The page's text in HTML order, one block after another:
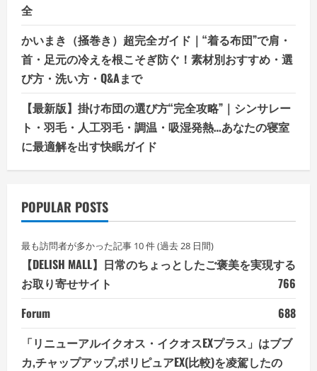
全
かいまき（掻巻き）超完全ガイド｜“着る布団”で肩・
首・足元の冷えを根こそぎ防ぐ！素材別おすすめ・選
び方・洗い方・Q&Aまで
【最新版】掛け布団の選び方“完全攻略”｜シンサレー
ト・羽毛・人工羽毛・調温・吸湿発熱…あなたの寝室
に最適解を出す快眠ガイド
POPULAR POSTS
最も訪問者が多かった記事 10 件 (過去 28 日間)
【DELISH MALL】日常のちょっとしたご褒美を実現する
お取り寄せサイト
766
Forum
688
「リニューアルイクオス・イクオスEXプラス」はブブ
カ,チャップアップ,ポリピュアEX(比較)を凌駕したの